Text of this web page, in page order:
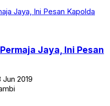
Jaya, Ini Pesan
2019